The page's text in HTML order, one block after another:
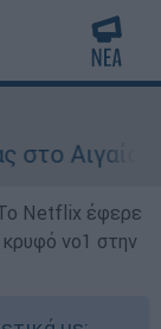
Netflix έφερε
νο1 στην